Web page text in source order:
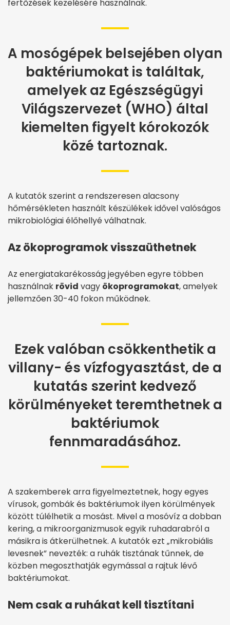
fertőzések kezelésére használnak.
A mosógépek belsejében olyan
baktériumokat is találtak,
amelyek az Egészségügyi
Világszervezet (WHO) által
kiemelten figyelt kórokozók
közé tartoznak.
A kutatók szerint a rendszeresen alacsony
hőmérsékleten használt készülékek idővel valóságos
mikrobiológiai élőhellyé válhatnak.
Az ökoprogramok visszaüthetnek
Az energiatakarékosság jegyében egyre többen
használnak rövid vagy ökoprogramokat, amelyek
jellemzően 30-40 fokon működnek.
Ezek valóban csökkenthetik a
villany- és vízfogyasztást, de a
kutatás szerint kedvező
körülményeket teremthetnek a
baktériumok
fennmaradásához.
A szakemberek arra figyelmeztetnek, hogy egyes
vírusok, gombák és baktériumok ilyen körülmények
között túlélhetik a mosást. Mivel a mosóvíz a dobban
kering, a mikroorganizmusok egyik ruhadarabról a
másikra is átkerülhetnek. A kutatók ezt „mikrobiális
levesnek” nevezték: a ruhák tisztának tűnnek, de
közben megoszthatják egymással a rajtuk lévő
baktériumokat.
Nem csak a ruhákat kell tisztítani